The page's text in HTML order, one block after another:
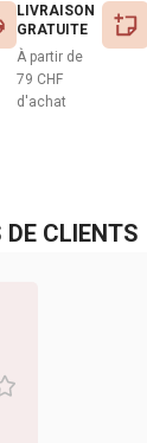
LIVRAISON
GRATUITE
À partir de
79 CHF
d'achat
CLIENTS